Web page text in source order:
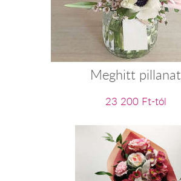
Meghitt pillanat
23 200 Ft-tól